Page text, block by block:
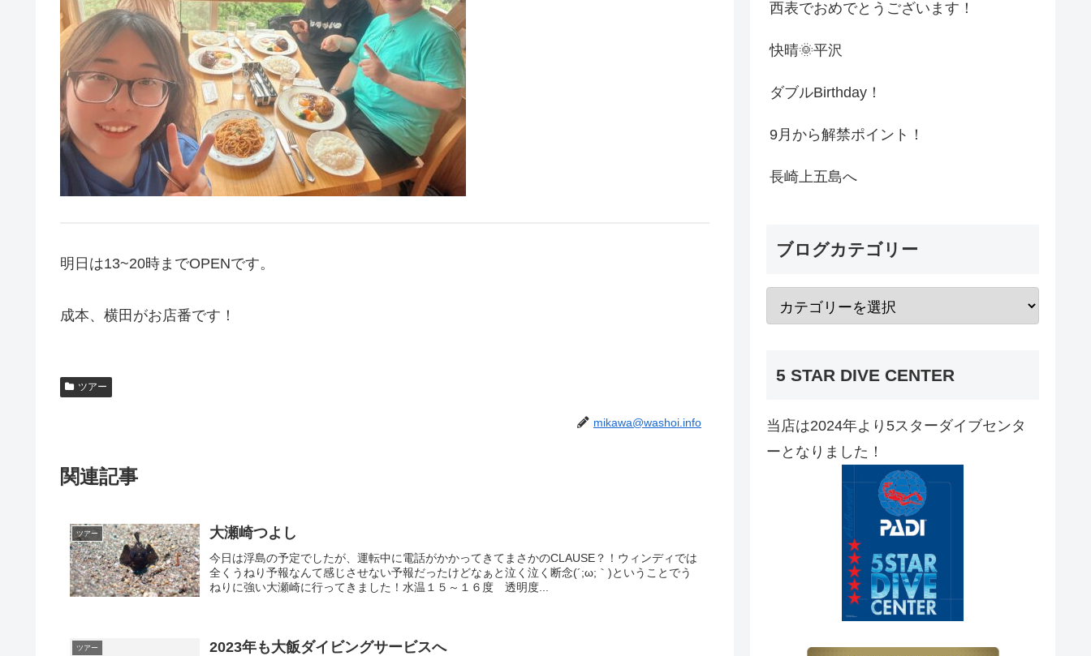
明日は13~20時までOPENです。
成本、横田がお店番です！
ツアー
mikawa@washoi.info
関連記事
ツアー 大瀬崎つよし
今日は浮島の予定でしたが、運転中に電話がかかってきてまさかのCLAUSE？！ウィンディでは
全くうねり予報なんて感じさせない予報だったけどなぁと泣く泣く断念(´;ω;｀)ということでう
ねりに強い大瀬崎に行ってきました！水温１５～１６度 透明度...
ツアー 2023年も大飯ダイビングサービスへ
西表でおめでとうございます！
快晴🌞平沢
ダブルBirthday！
9月から解禁ポイント！
長崎上五島へ
ブログカテゴリー
5 STAR DIVE CENTER
当店は2024年より5スターダイブセンタ
ーとなりました！